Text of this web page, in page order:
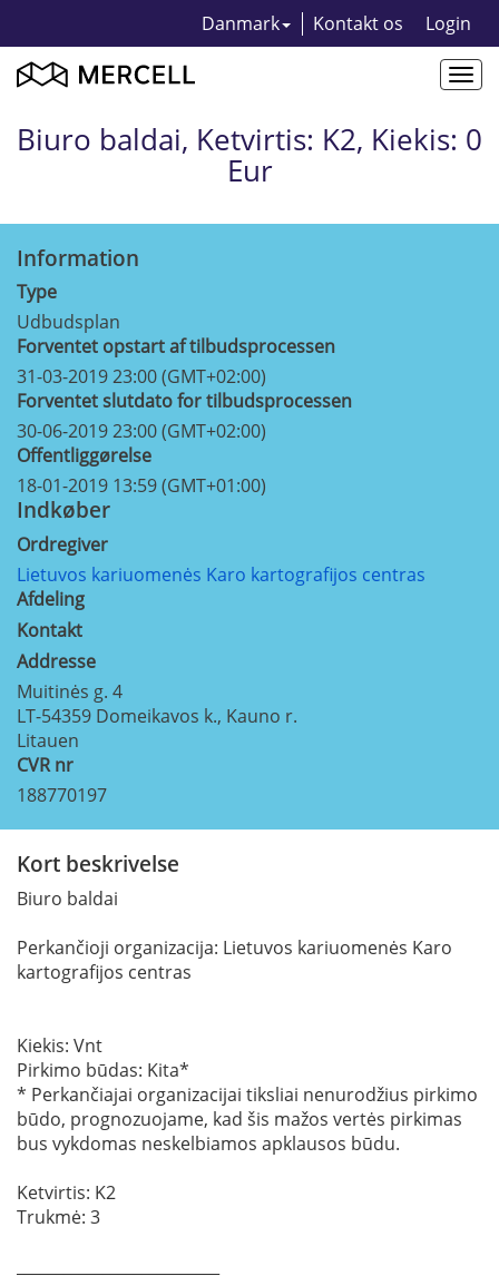
Danmark Kontakt os Login
Biuro baldai, Ketvirtis: K2, Kiekis: 0
Eur
Information
Type
Udbudsplan
Forventet opstart af tilbudsprocessen
31-03-2019 23:00 (GMT+02:00)
Forventet slutdato for tilbudsprocessen
30-06-2019 23:00 (GMT+02:00)
Offentliggørelse
18-01-2019 13:59 (GMT+01:00)
Indkøber
Ordregiver
Lietuvos kariuomenės Karo kartografijos centras
Afdeling
Kontakt
Addresse
Muitinės g. 4
LT-54359 Domeikavos k., Kauno r.
Litauen
CVR nr
188770197
Kort beskrivelse
Biuro baldai
Perkančioji organizacija: Lietuvos kariuomenės Karo
kartografijos centras
Kiekis: Vnt
Pirkimo būdas: Kita*
* Perkančiajai organizacijai tiksliai nenurodžius pirkimo
būdo, prognozuojame, kad šis mažos vertės pirkimas
bus vykdomas neskelbiamos apklausos būdu.
Ketvirtis: K2
Trukmė: 3